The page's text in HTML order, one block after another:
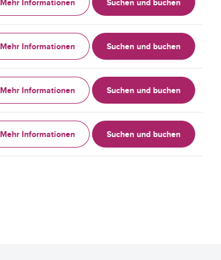
Mehr Informationen Suchen und buchen
Mehr Informationen Suchen und buchen
Mehr Informationen Suchen und buchen